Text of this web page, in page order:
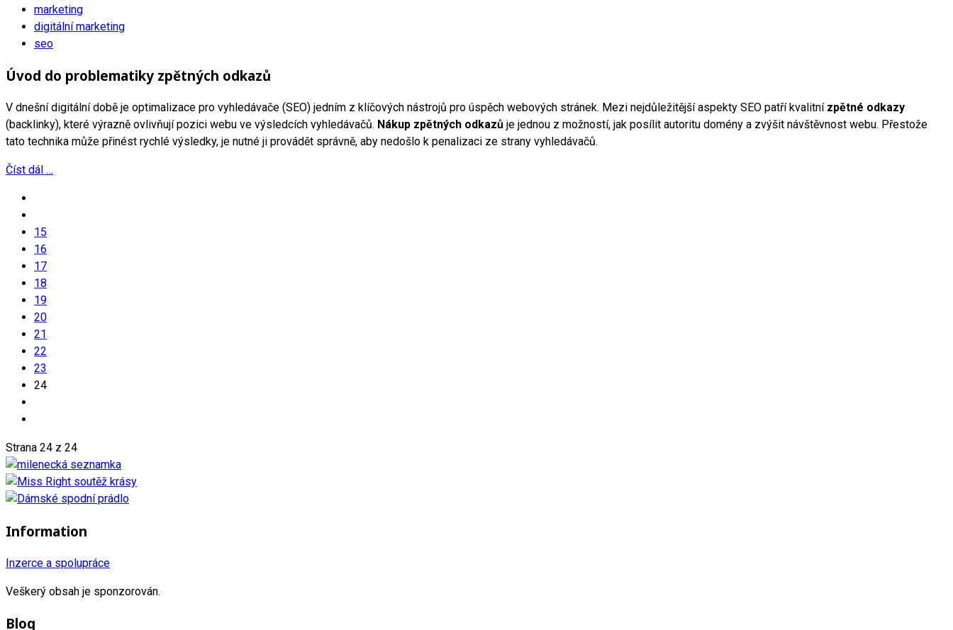
marketing
digitální marketing
seo
Úvod do problematiky zpětných odkazů
V dnešní digitální době je optimalizace pro vyhledávače (SEO) jedním z klíčových nástrojů pro úspěch webových stránek. Mezi nejdůležitější aspekty SEO patří kvalitní zpětné odkazy
(backlinky), které výrazně ovlivňují pozici webu ve výsledcích vyhledávačů. Nákup zpětných odkazů je jednou z možností, jak posílit autoritu domény a zvýšit návštěvnost webu. Přestože
tato technika může přinést rychlé výsledky, je nutné ji provádět správně, aby nedošlo k penalizaci ze strany vyhledávačů.
Číst dál …
15
16
17
18
19
20
21
22
23
24
Strana 24 z 24
Information
Inzerce a spolupráce
Veškerý obsah je sponzorován.
Blog